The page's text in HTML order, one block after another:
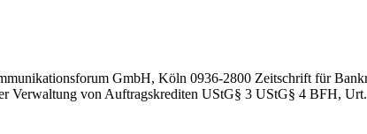
GmbH, Köln 0936-2800 Zeitschrift für
Verwaltung von Auftragskrediten UStG§ 3 UStG§ 4 BFH,